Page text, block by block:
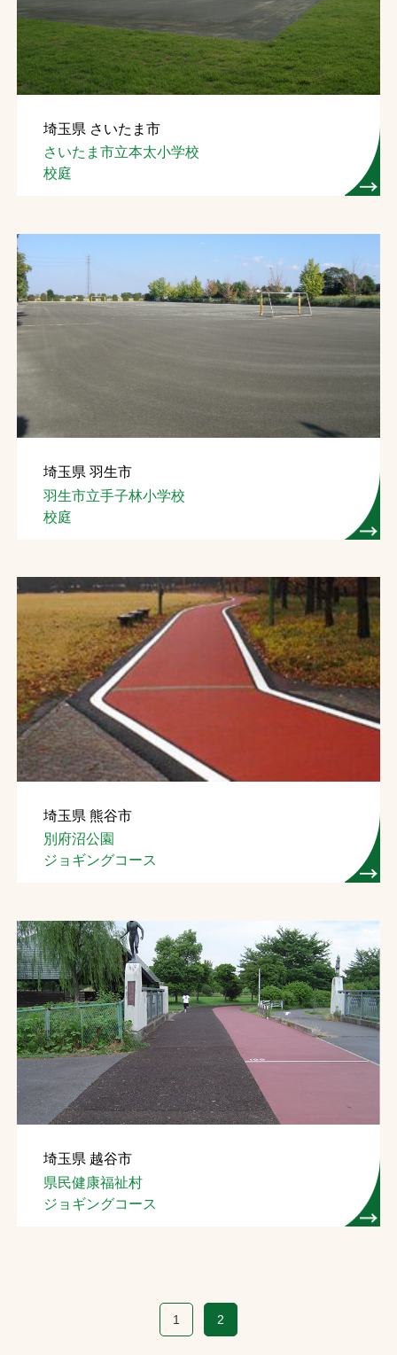
文字の見えづらさや操作にお困りの方へ
埼玉県 さいたま市
さいたま市立本太小学校
校庭
埼玉県 羽生市
羽生市立手子林小学校
校庭
埼玉県 熊谷市
別府沼公園
ジョギングコース
埼玉県 越谷市
県民健康福祉村
ジョギングコース
1 2